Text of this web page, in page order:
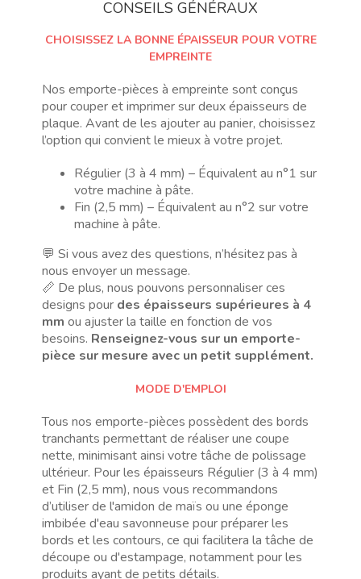
CONSEILS GÉNÉRAUX
CHOISISSEZ LA BONNE ÉPAISSEUR POUR VOTRE
EMPREINTE
Nos emporte-pièces à empreinte sont conçus
pour couper et imprimer sur deux épaisseurs de
plaque. Avant de les ajouter au panier, choisissez
l’option qui convient le mieux à votre projet.
Régulier (3 à 4 mm) – Équivalent au n°1 sur
votre machine à pâte.
Fin (2,5 mm) – Équivalent au n°2 sur votre
machine à pâte.
💬 Si vous avez des questions, n’hésitez pas à
nous envoyer un message.
📏 De plus, nous pouvons personnaliser ces
designs pour des épaisseurs supérieures à 4
mm ou ajuster la taille en fonction de vos
besoins. Renseignez-vous sur un emporte-
pièce sur mesure avec un petit supplément.
MODE D'EMPLOI
Tous nos emporte-pièces possèdent des bords
tranchants permettant de réaliser une coupe
nette, minimisant ainsi votre tâche de polissage
ultérieur. Pour les épaisseurs Régulier (3 à 4 mm)
et Fin (2,5 mm), nous vous recommandons
d’utiliser de l'amidon de maïs ou une éponge
imbibée d'eau savonneuse pour préparer les
bords et les contours, ce qui facilitera la tâche de
découpe ou d'estampage, notamment pour les
produits ayant de petits détails.